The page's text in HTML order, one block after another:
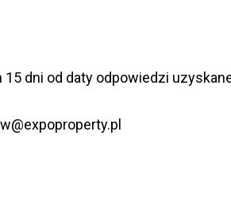
dni od daty odpowiedzi